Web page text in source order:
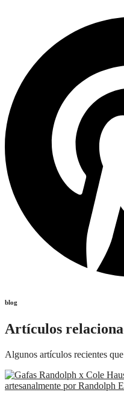
blog
Artículos
Algunos artículos recientes